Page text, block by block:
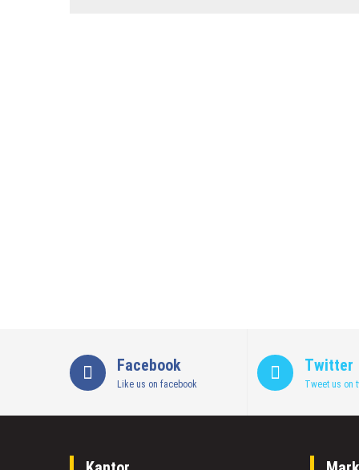
Facebook
Like us on facebook
Twitter
Tweet us on